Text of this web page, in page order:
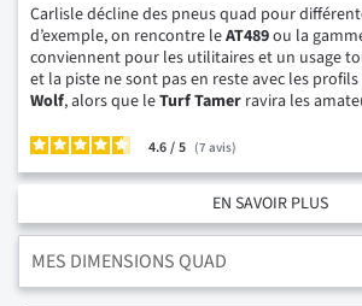
Carlisle décline des pneus quad pour
d’exemple, on rencontre leAT489ou la
conviennent pour les utilitaires et un usage
et la piste ne sont pas en reste avec les profils
Wolf, alors que leTurfTamer ravira les
4.6/ 7 avis
EN SAVOIR PLUS
MES DIMENSIONS QUAD